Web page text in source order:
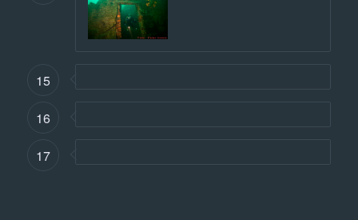
15
16
17